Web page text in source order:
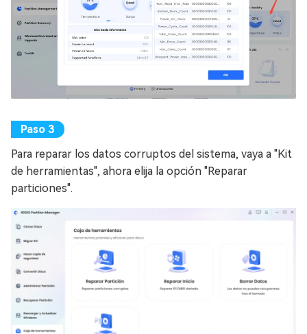
Para reparar los datos corruptos del sistema, vaya a "Kit
de herramientas", ahora elija la opción "Reparar
particiones".